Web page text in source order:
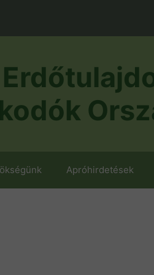
Apróhirdetések